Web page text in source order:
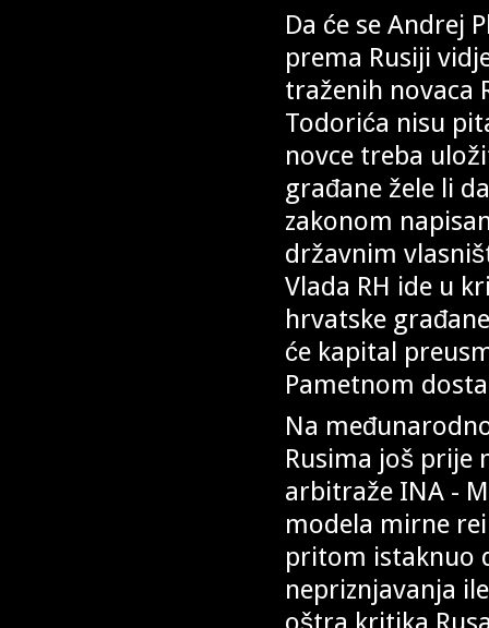
Da će se Andrej
prema Rusiji
traženih novaca
Todorića nisu
novce treba
građane žele li
zakonom
državnim
Vlada RH ide u
hrvatske
će kapital
Pametnom
Na
Rusima još prije
arbitraže INA -
modela mirne
pritom istaknuo
nepriznjavanja